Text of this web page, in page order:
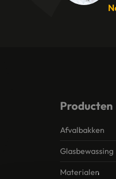
Producten
Afvalbakken
Glasbewassing
Materialen